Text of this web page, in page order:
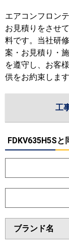
エアコンフロン
お見積りをさせ
料です。当社研
案・お見積り・
を遵守し、お客
供をお約束しま
工
FDKV635H5Sと
ダイキン
東芝
三菱電機
ダイキン
ブランド名